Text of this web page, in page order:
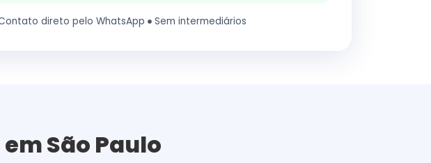
direto pelo WhatsApp Sem intermediários
São Paulo